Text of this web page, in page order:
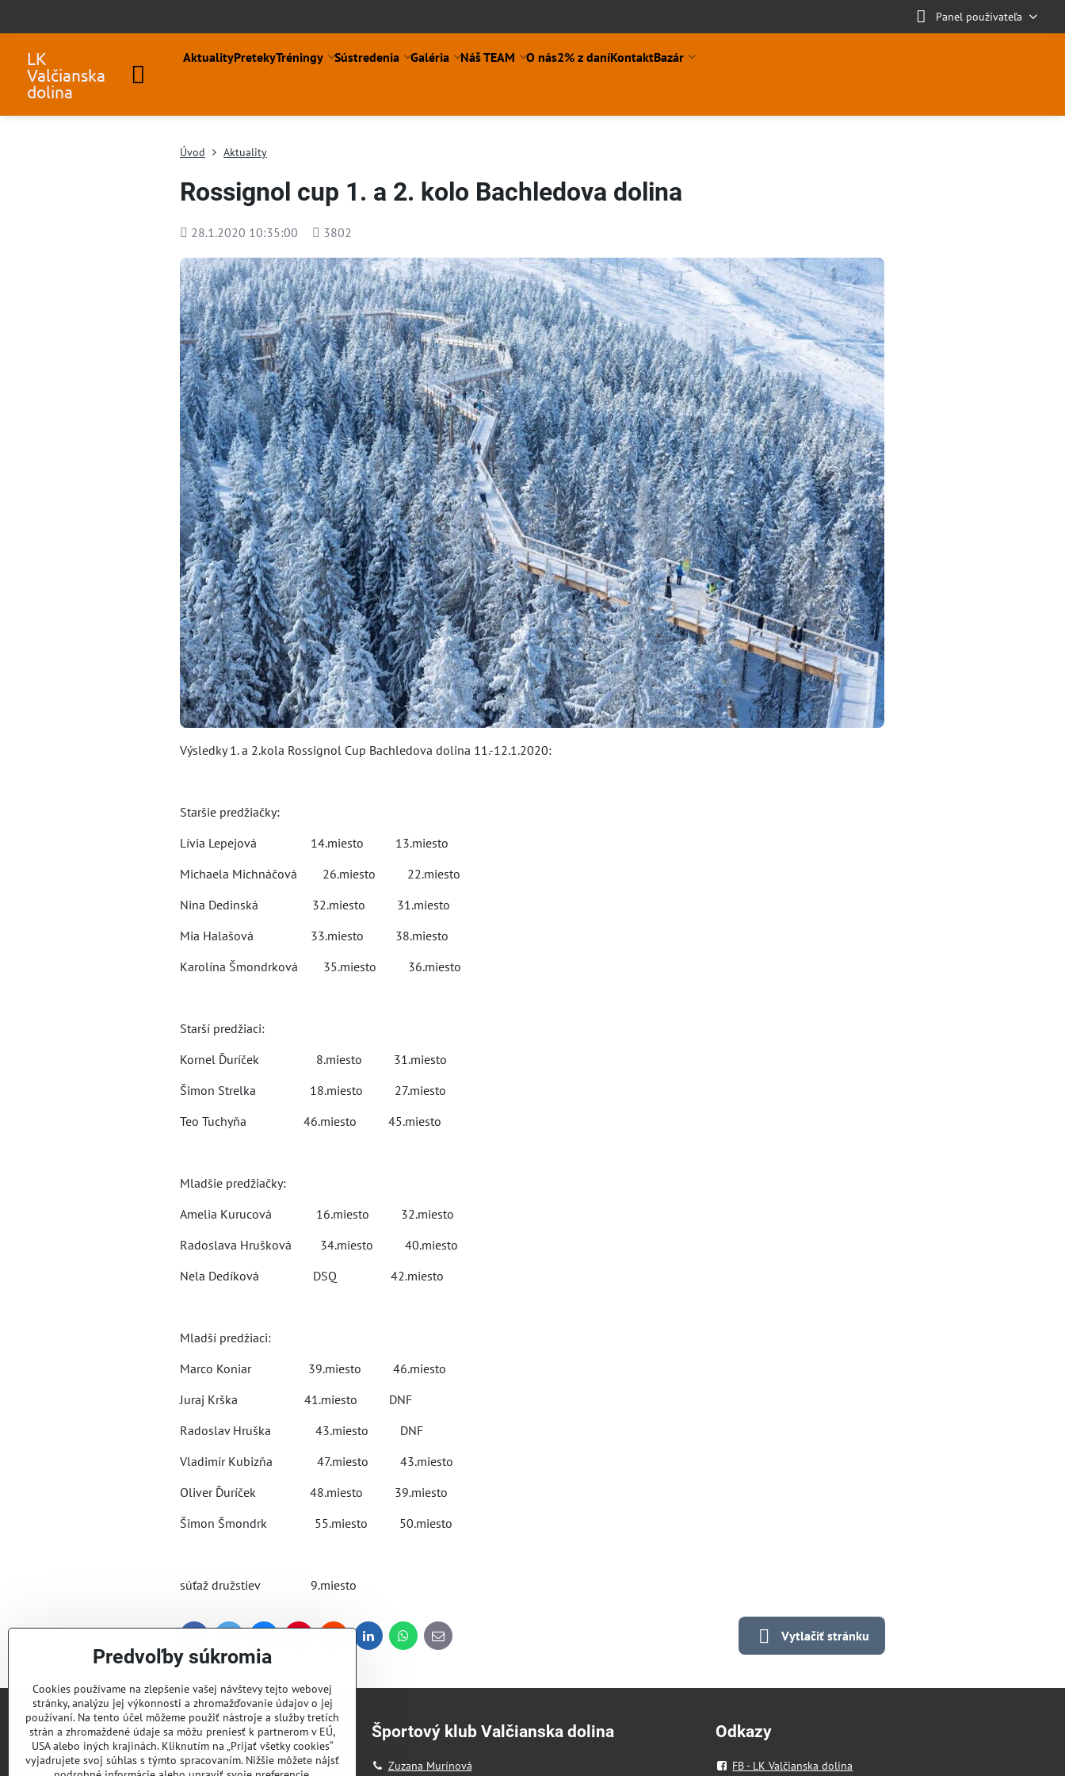
Panel používateľa
LK
Valčianska
dolina
AktualityPretekyTréningy Sústredenia Galéria Náš TEAM O nás2% z daníKontaktBazár
Úvod Aktuality
Rossignol cup 1. a 2. kolo Bachledova dolina
Pridané
28.1.2020 10:35:00
Počet
3802
Výsledky 1. a 2.kola Rossignol Cup Bachledova dolina 11.-12.1.2020:
Staršie predžiačky:
Lívia Lepejová 14.miesto 13.miesto
Michaela Michnáčová 26.miesto 22.miesto
Nina Dedinská 32.miesto 31.miesto
Mia Halašová 33.miesto 38.miesto
Karolína Šmondrková 35.miesto 36.miesto
Starší predžiaci:
Kornel Ďuríček 8.miesto 31.miesto
Šimon Strelka 18.miesto 27.miesto
Teo Tuchyňa 46.miesto 45.miesto
Mladšie predžiačky:
Amelia Kurucová 16.miesto 32.miesto
Radoslava Hrušková 34.miesto 40.miesto
Nela Dedíková DSQ 42.miesto
Mladší predžiaci:
Marco Koniar 39.miesto 46.miesto
Juraj Krška 41.miesto DNF
Radoslav Hruška 43.miesto DNF
Vladimír Kubizňa 47.miesto 43.miesto
Oliver Ďuríček 48.miesto 39.miesto
Šimon Šmondrk 55.miesto 50.miesto
súťaž družstiev 9.miesto
RedditLinkedInWhatsApp
E-
mail
Vytlačiť stránku
Lyžiarsky klub Valčianska dolina
Roman Murín
Športový klub Valčianska dolina
Zuzana Murínová
Odkazy
FB - LK Valčianska dolina
Predvoľby súkromia
Cookies používame na zlepšenie vašej návštevy tejto webovej
stránky, analýzu jej výkonnosti a zhromažďovanie údajov o jej
používaní. Na tento účel môžeme použiť nástroje a služby tretích
strán a zhromaždené údaje sa môžu preniesť k partnerom v EÚ,
USA alebo iných krajinách. Kliknutím na „Prijať všetky cookies“
vyjadrujete svoj súhlas s týmto spracovaním. Nižšie môžete nájsť